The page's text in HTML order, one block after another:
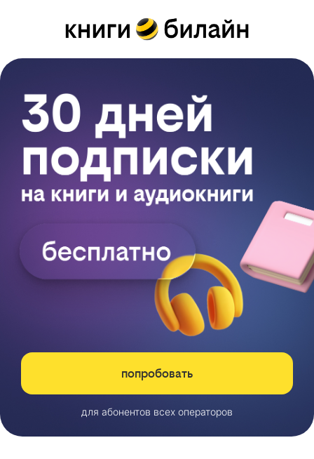
попробовать
для абонентов всех операторов